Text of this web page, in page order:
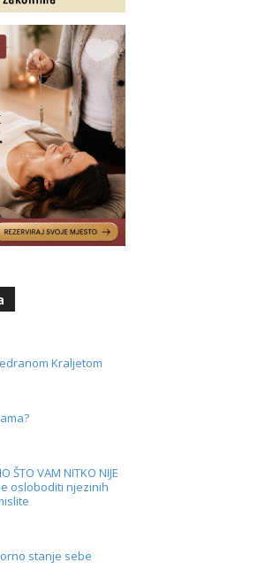
Kraljetom
VAM NITKO NIJE
osloboditi njezinih
stanje sebe